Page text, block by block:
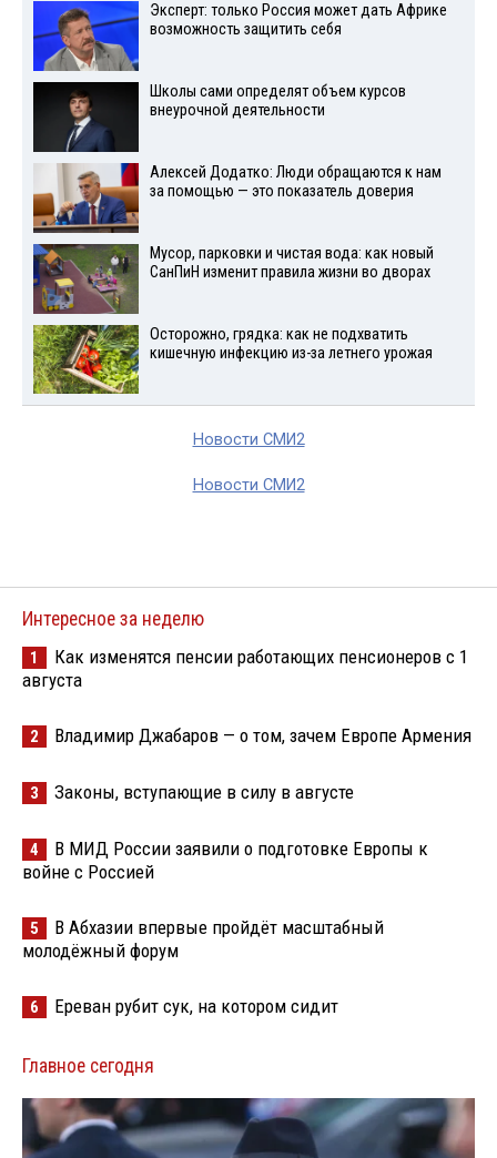
Эксперт: только Россия может дать Африке
возможность защитить себя
Школы сами определят объем курсов
внеурочной деятельности
Алексей Додатко: Люди обращаются к нам
за помощью — это показатель доверия
Мусор, парковки и чистая вода: как новый
СанПиН изменит правила жизни во дворах
Осторожно, грядка: как не подхватить
кишечную инфекцию из-за летнего урожая
Новости СМИ2
Новости СМИ2
Интересное за неделю
1
Как изменятся пенсии работающих пенсионеров с 1
августа
2 Владимир Джабаров — о том, зачем Европе Армения
3 Законы, вступающие в силу в августе
4
В МИД России заявили о подготовке Европы к
войне с Россией
5
В Абхазии впервые пройдёт масштабный
молодёжный форум
6 Ереван рубит сук, на котором сидит
Главное сегодня